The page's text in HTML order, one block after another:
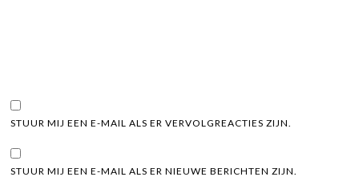
STUUR MIJ EEN E-MAIL ALS ER VERVOLGREACTIES ZIJN.
STUUR MIJ EEN E-MAIL ALS ER NIEUWE BERICHTEN ZIJN.